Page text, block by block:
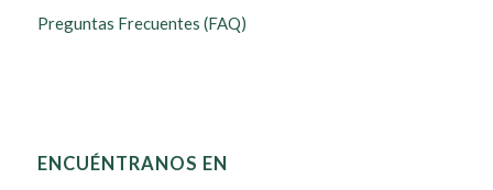
Preguntas Frecuentes (FAQ)
ENCUÉNTRANOS EN